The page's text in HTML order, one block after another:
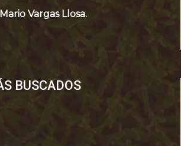
Vargas Llosa.
BUSCADOS